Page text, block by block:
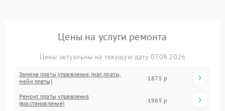
Цены на услуги ремонта
Цены актуальны на текущую дату 07.08.2026
Замена платы управления (мат.платы,
мейн платы)
1875 р
Ремонт платы управления
(восстановление)
1965 р